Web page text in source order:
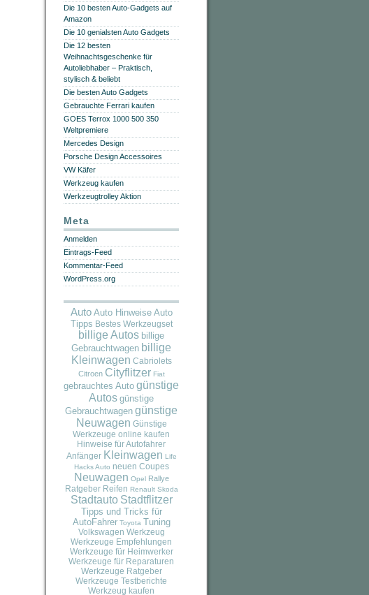
Die 10 besten Auto-Gadgets auf
Amazon
Die 10 genialsten Auto Gadgets
Die 12 besten
Weihnachtsgeschenke für
Autoliebhaber – Praktisch,
stylisch & beliebt
Die besten Auto Gadgets
Gebrauchte Ferrari kaufen
GOES Terrox 1000 500 350
Weltpremiere
Mercedes Design
Porsche Design Accessoires
VW Käfer
Werkzeug kaufen
Werkzeugtrolley Aktion
Meta
Anmelden
Eintrags-Feed
Kommentar-Feed
WordPress.org
Auto Auto Hinweise Auto
Tipps Bestes Werkzeugset
billige Autos billige
Gebrauchtwagen billige
Kleinwagen Cabriolets
Citroen Cityflitzer Fiat
gebrauchtes Auto günstige
Autos günstige
Gebrauchtwagen günstige
Neuwagen Günstige
Werkzeuge online kaufen
Hinweise für Autofahrer
Anfänger Kleinwagen Life
Hacks Auto neuen Coupes
Neuwagen Opel Rallye
Ratgeber Reifen Renault Skoda
Stadtauto Stadtflitzer
Tipps und Tricks für
AutoFahrer Toyota Tuning
Volkswagen Werkzeug
Werkzeuge Empfehlungen
Werkzeuge für Heimwerker
Werkzeuge für Reparaturen
Werkzeuge Ratgeber
Werkzeuge Testberichte
Werkzeug kaufen